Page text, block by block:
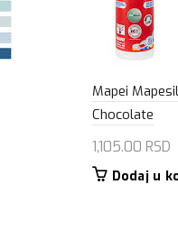
Mapei
Chocolate
1,105.00 RSD
Dodaj u